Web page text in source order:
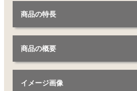
商品の特長
商品の概要
イメージ画像